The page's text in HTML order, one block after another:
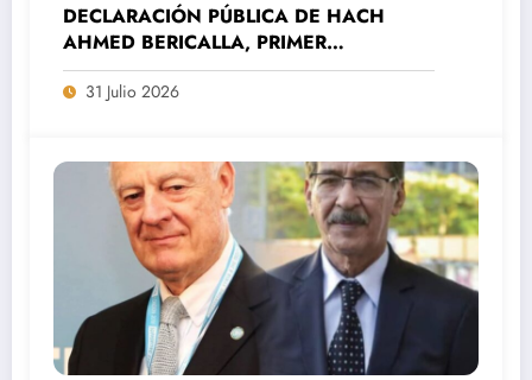
DECLARACIÓN PÚBLICA DE HACH
AHMED BERICALLA, PRIMER
SECRETARIO DEL MOVIMIENTO
SAHARAUIS POR LA PAZ (MSP).
31 Julio 2026